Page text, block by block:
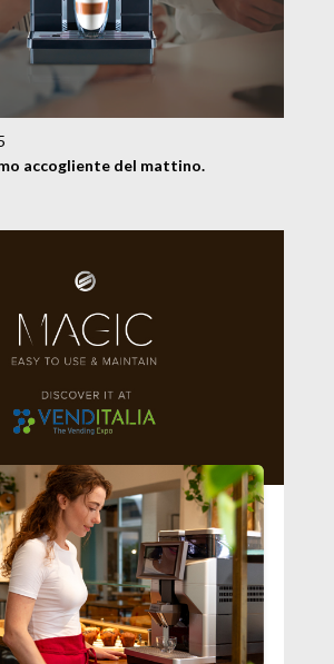
accogliente del mattino.